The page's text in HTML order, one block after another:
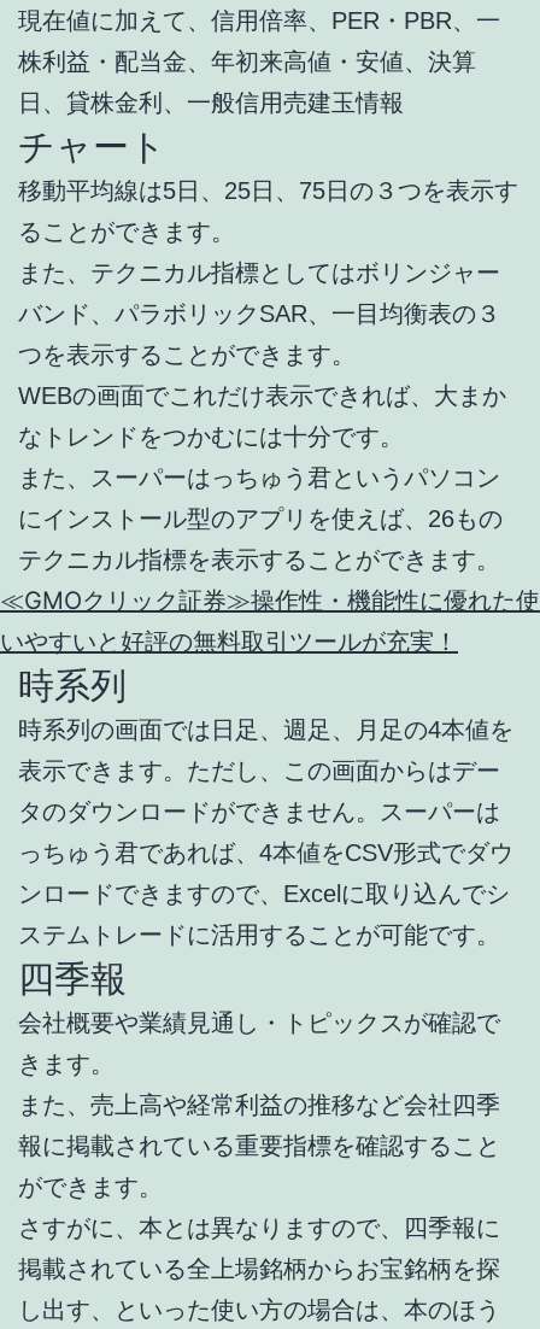
現在値に加えて、信用倍率、PER・PBR、一
株利益・配当金、年初来高値・安値、決算
日、貸株金利、一般信用売建玉情報
チャート
移動平均線は5日、25日、75日の３つを表示す
ることができます。
また、テクニカル指標としてはボリンジャー
バンド、パラボリックSAR、一目均衡表の３
つを表示することができます。
WEBの画面でこれだけ表示できれば、大まか
なトレンドをつかむには十分です。
また、スーパーはっちゅう君というパソコン
にインストール型のアプリを使えば、26もの
テクニカル指標を表示することができます。
≪GMOクリック証券≫操作性・機能性に優れた使
いやすいと好評の無料取引ツールが充実！
時系列
時系列の画面では日足、週足、月足の4本値を
表示できます。ただし、この画面からはデー
タのダウンロードができません。スーパーは
っちゅう君であれば、4本値をCSV形式でダウ
ンロードできますので、Excelに取り込んでシ
ステムトレードに活用することが可能です。
四季報
会社概要や業績見通し・トピックスが確認で
きます。
また、売上高や経常利益の推移など会社四季
報に掲載されている重要指標を確認すること
ができます。
さすがに、本とは異なりますので、四季報に
掲載されている全上場銘柄からお宝銘柄を探
し出す、といった使い方の場合は、本のほう